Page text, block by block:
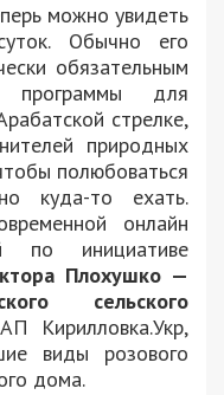
можно увидеть
Обычно его
обязательным
программы для
стрелке,
природных
полюбоваться
куда-то ехать.
онлайн
по инициативе
Плохушко —
сельского
Кирилловка.Укр,
виды розового
дома.